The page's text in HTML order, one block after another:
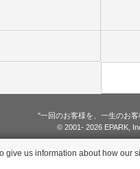
"一回のお客様を、一生のお
© 2001- 2026 EPARK,
Copyright©databank co, ltd. All
give us information about how our